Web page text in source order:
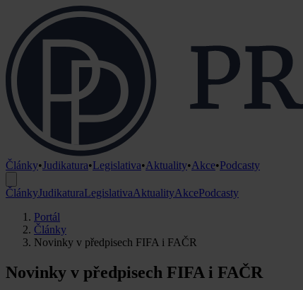
Články•Judikatura•Legislativa•Aktuality•Akce•Podcasty
ČlánkyJudikaturaLegislativaAktualityAkcePodcasty
Portál
Články
Novinky v předpisech FIFA i FAČR
Novinky v předpisech FIFA i FAČR